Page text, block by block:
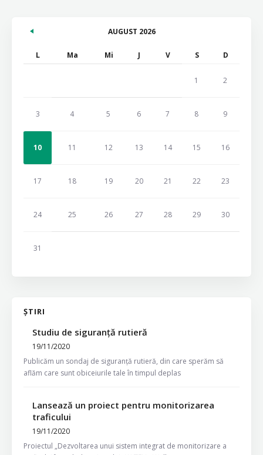
AUGUST 2026
L Ma Mi J V S D
1 2
3 4 5 6 7 8 9
10 11 12 13 14 15 16
17 18 19 20 21 22 23
24 25 26 27 28 29 30
31
ȘTIRI
Studiu de siguranță rutieră
19/11/2020
Publicăm un sondaj de siguranță rutieră, din care sperăm să
aflăm care sunt obiceiurile tale în timpul deplas
Lansează un proiect pentru monitorizarea
traficului
19/11/2020
Proiectul „Dezvoltarea unui sistem integrat de monitorizare a